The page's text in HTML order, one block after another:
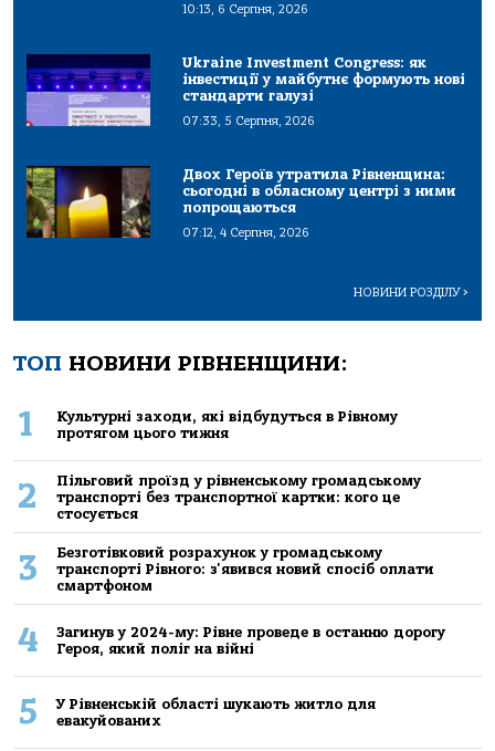
10:13, 6 Серпня, 2026
Ukraine Investment Congress: як
інвестиції у майбутнє формують нові
стандарти галузі
07:33, 5 Серпня, 2026
Двох Героїв утратила Рівненщина:
сьогодні в обласному центрі з ними
попрощаються
07:12, 4 Серпня, 2026
НОВИНИ РОЗДІЛУ>
ТОП НОВИНИ РІВНЕНЩИНИ:
1
Культурні заходи, які відбудуться в Рівному
протягом цього тижня
2
Пільговий проїзд у рівненському громадському
транспорті без транспортної картки: кого це
стосується
3
Безготівковий розрахунок у громадському
транспорті Рівного: з'явився новий спосіб оплати
смартфоном
4
Загинув у 2024-му: Рівне проведе в останню дорогу
Героя, який поліг на війні
5
У Рівненській області шукають житло для
евакуйованих